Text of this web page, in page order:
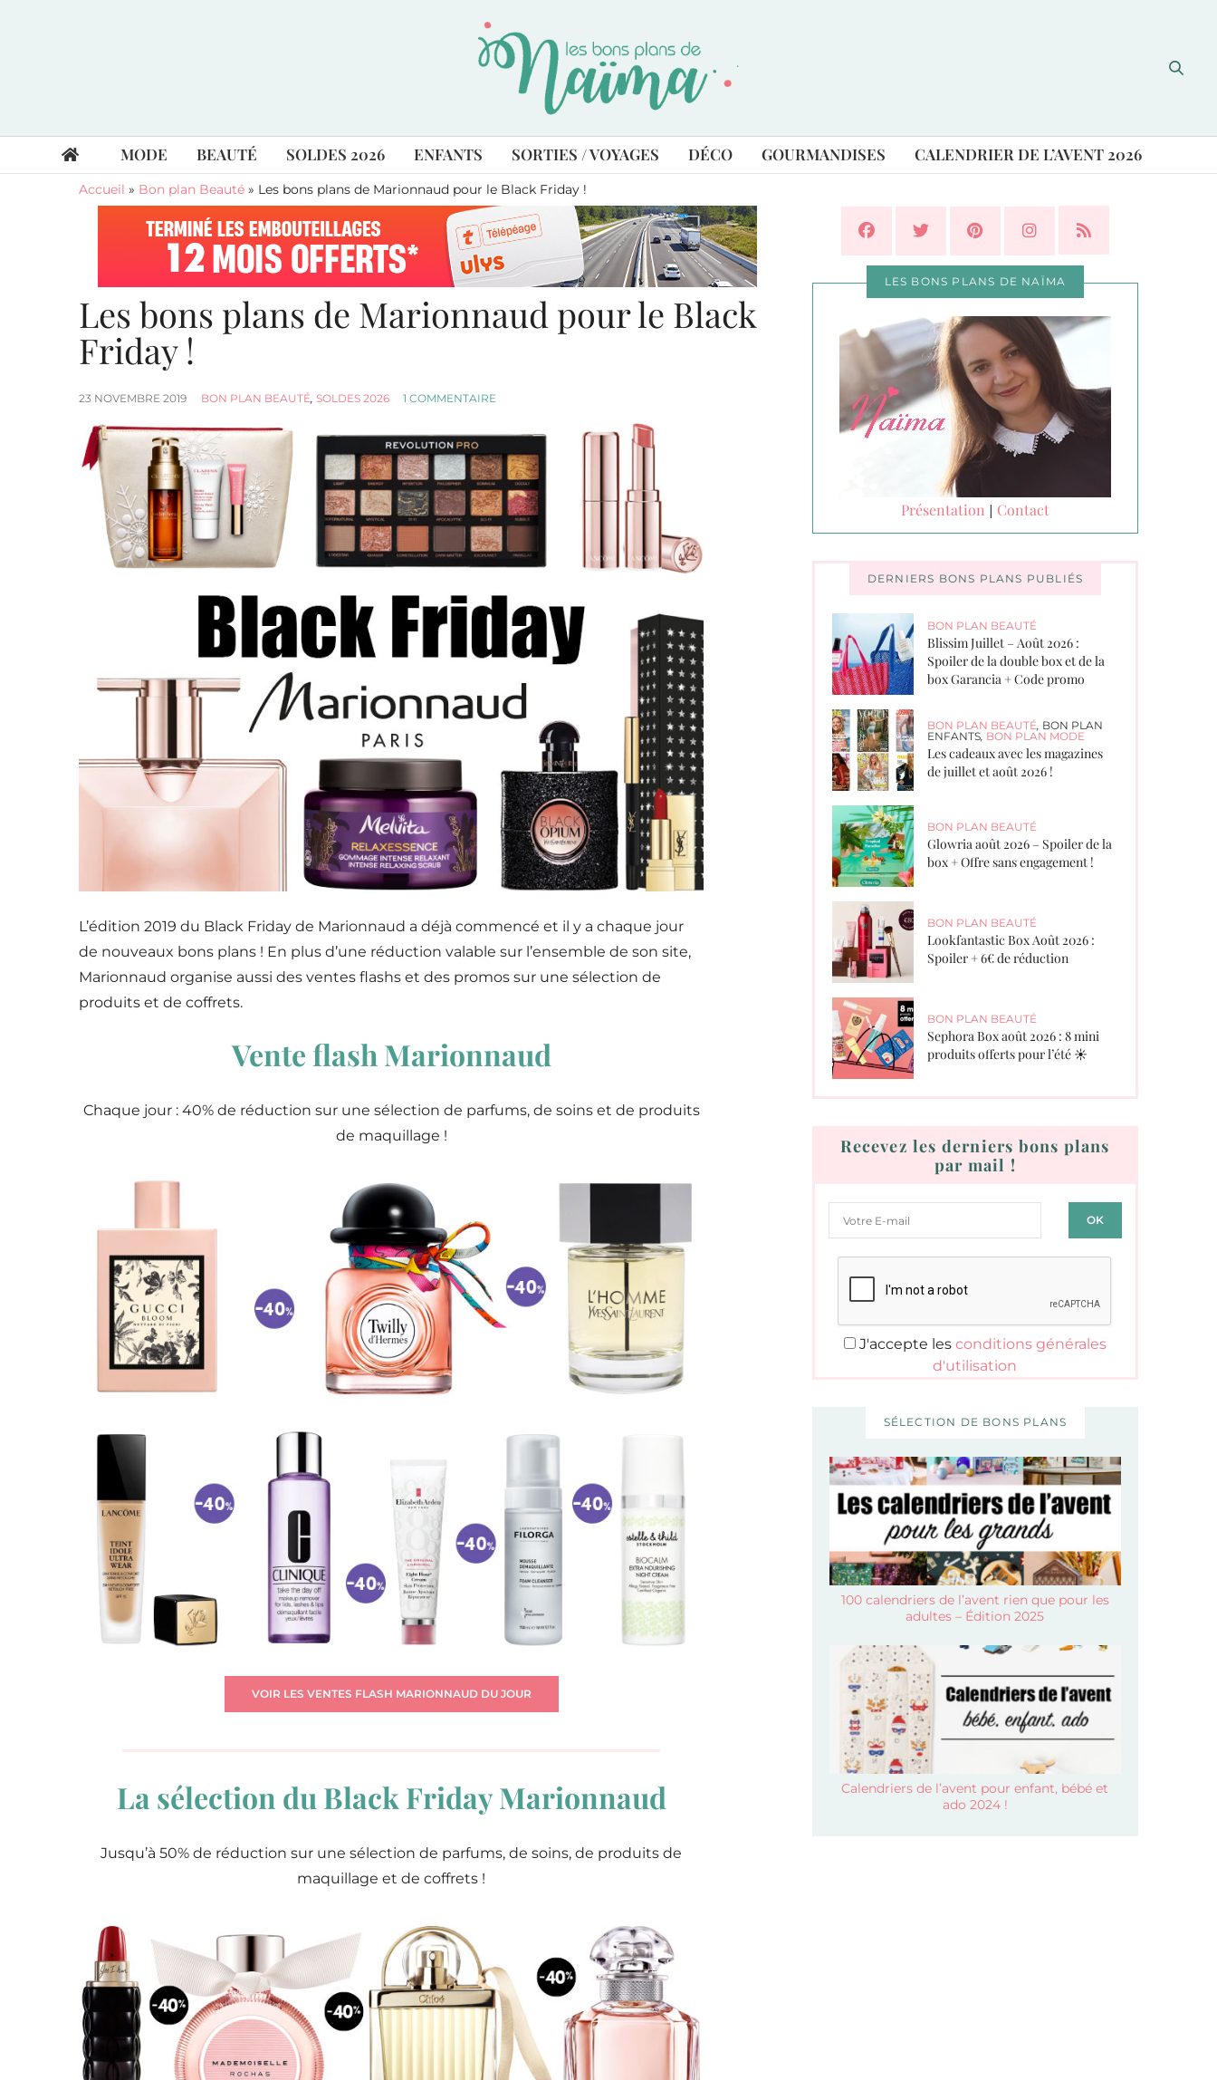
MODE BEAUTÉ SOLDES 2026 ENFANTS SORTIES / VOYAGES DÉCO GOURMANDISES CALENDRIER DE L’AVENT 2026
Accueil » Bon plan Beauté » Les bons plans de Marionnaud pour le Black Friday !
Les bons plans de Marionnaud pour le Black
Friday !
23 NOVEMBRE 2019 BON PLAN BEAUTÉ, SOLDES 2026 1 COMMENTAIRE
L’édition 2019 du Black Friday de Marionnaud a déjà commencé et il y a chaque jour
de nouveaux bons plans ! En plus d’une réduction valable sur l’ensemble de son site,
Marionnaud organise aussi des ventes flashs et des promos sur une sélection de
produits et de coffrets.
Vente flash Marionnaud
Chaque jour : 40% de réduction sur une sélection de parfums, de soins et de produits
de maquillage !
VOIR LES VENTES FLASH MARIONNAUD DU JOUR
La sélection du Black Friday Marionnaud
Jusqu’à 50% de réduction sur une sélection de parfums, de soins, de produits de
maquillage et de coffrets !
LES BONS PLANS DE NAÏMA
Présentation | Contact
DERNIERS BONS PLANS PUBLIÉS
BON PLAN BEAUTÉ
Blissim Juillet – Août 2026 :
Spoiler de la double box et de la
box Garancia + Code promo
BON PLAN BEAUTÉ BON PLAN
ENFANTS BON PLAN MODE
Les cadeaux avec les magazines
de juillet et août 2026 !
BON PLAN BEAUTÉ
Glowria août 2026 – Spoiler de la
box + Offre sans engagement !
BON PLAN BEAUTÉ
Lookfantastic Box Août 2026 :
Spoiler + 6€ de réduction
BON PLAN BEAUTÉ
Sephora Box août 2026 : 8 mini
produits offerts pour l’été ☀️
Recevez les derniers bons plans
par mail !
J'accepte les conditions générales
d'utilisation
SÉLECTION DE BONS PLANS
100 calendriers de l’avent rien que pour les
adultes – Édition 2025
Calendriers de l’avent pour enfant, bébé et
ado 2024 !